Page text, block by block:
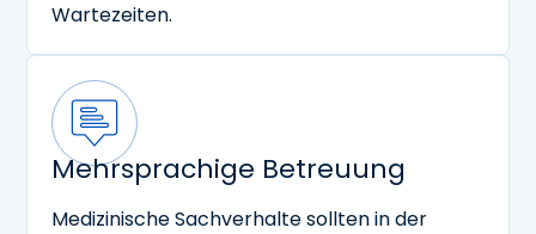
Wartezeiten.
Mehrsprachige Betreuung
Medizinische Sachverhalte sollten in der